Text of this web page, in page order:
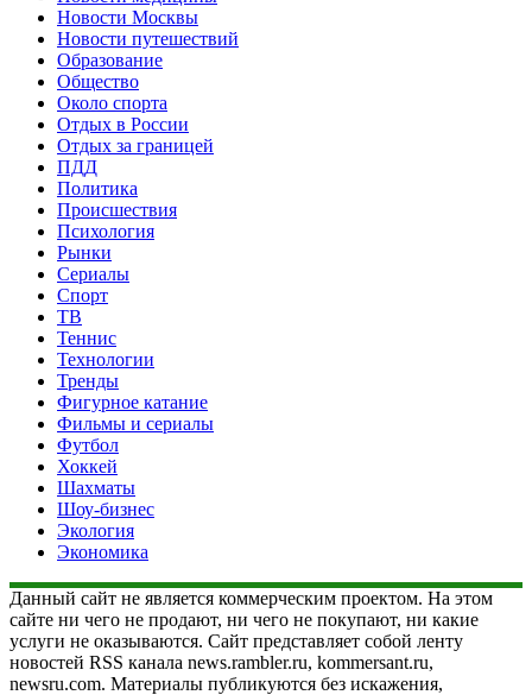
Новости Москвы
Новости путешествий
Образование
Общество
Около спорта
Отдых в России
Отдых за границей
ПДД
Политика
Происшествия
Психология
Рынки
Сериалы
Спорт
ТВ
Теннис
Технологии
Тренды
Фигурное катание
Фильмы и сериалы
Футбол
Хоккей
Шахматы
Шоу-бизнес
Экология
Экономика
Данный сайт не является коммерческим проектом. На этом
сайте ни чего не продают, ни чего не покупают, ни какие
услуги не оказываются. Сайт представляет собой ленту
новостей RSS канала news.rambler.ru, kommersant.ru,
newsru.com. Материалы публикуются без искажения,